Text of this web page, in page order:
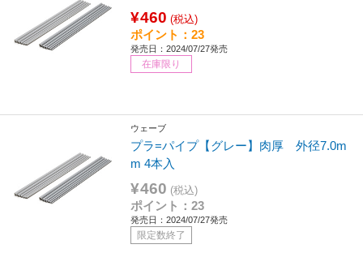
¥460 (税込)
ポイント：23
発売日：2024/07/27発売
在庫限り
ウェーブ
プラ=パイプ【グレー】肉厚 外径7.0m
m 4本入
¥460 (税込)
ポイント：23
発売日：2024/07/27発売
限定数終了